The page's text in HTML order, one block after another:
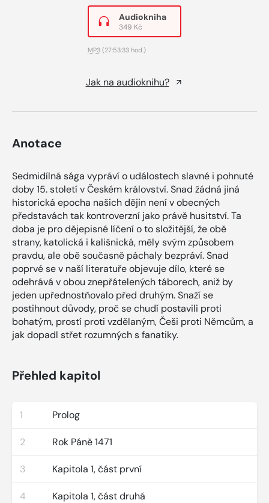
Audiokniha
349 Kč
MP3 (27:53:33 hod.)
Jak na audioknihu?
Anotace
Sedmidílná sága vypráví o událostech slavné i pohnuté
doby 15. století v Českém království. Snad žádná jiná
historická epocha našich dějin není v obecných
představách tak kontroverzní jako právě husitství. Ta
doba je pro dějepisné líčení o to složitější, že obě
strany, katolická i kališnická, měly svým způsobem
pravdu, ale obě současně páchaly bezpráví. Snad
poprvé se v naší literatuře objevuje dílo, které se
odehrává v obou znepřátelených táborech, aniž by
jeden upřednostňovalo před druhým. Snaží se
postihnout důvody, proč se chudí postavili proti
bohatým, prostí proti vzdělaným, Češi proti Němcům, a
jak dopadl střet rozumných s fanatiky.
Přehled kapitol
1 Prolog
2 Rok Páně 1471
3 Kapitola 1, část první
4 Kapitola 1, část druhá